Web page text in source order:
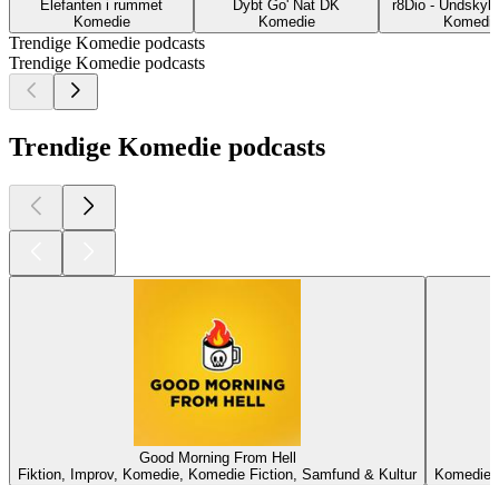
Elefanten i rummet
Komedie
Dybt Go' Nat DK
Komedie
r8Dio -
Komedie
Trendige Komedie podcasts
Trendige Komedie podcasts
Trendige Komedie podcasts
Good Morning From Hell
Fiktion, Improv, Komedie, Komedie Fiction, Samfund & Kultur